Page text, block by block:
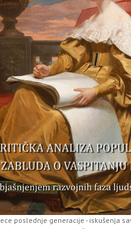
poslednje generacije - iskušenja